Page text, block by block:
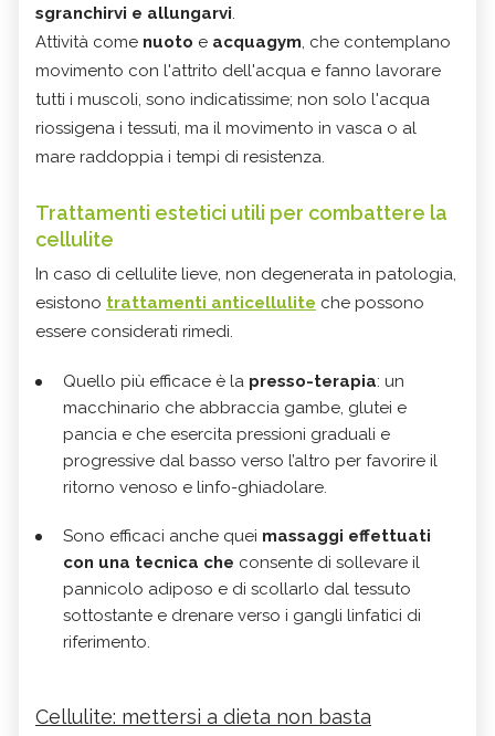
sgranchirvi e allungarvi.
Attività come nuoto e acquagym, che contemplano
movimento con l'attrito dell'acqua e fanno lavorare
tutti i muscoli, sono indicatissime; non solo l'acqua
riossigena i tessuti, ma il movimento in vasca o al
mare raddoppia i tempi di resistenza.
Trattamenti estetici utili per combattere la
cellulite
In caso di cellulite lieve, non degenerata in patologia,
esistono trattamenti anticellulite che possono
essere considerati rimedi.
Quello più efficace è la presso-terapia: un
macchinario che abbraccia gambe, glutei e
pancia e che esercita pressioni graduali e
progressive dal basso verso l’altro per favorire il
ritorno venoso e linfo-ghiadolare.
Sono efficaci anche quei massaggi effettuati
con una tecnica che consente di sollevare il
pannicolo adiposo e di scollarlo dal tessuto
sottostante e drenare verso i gangli linfatici di
riferimento.
Cellulite: mettersi a dieta non basta